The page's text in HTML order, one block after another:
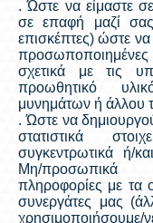
. Ώστε να είμαστε
σε επαφή μαζί
επισκέπτες) ώστε
προσωποποιημένες
σχετικά με τις
προωθητικό
μυνημάτων ή άλλου
. Ώστε να
στατιστικά
συγκεντρωτικά ή/
Μη/
πληροφορίες με τα
συνεργάτες μας